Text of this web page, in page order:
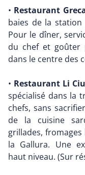
• Restaurant
baies de la station
Pour le dîner,
du chef et goûter
dans le centre des
• Restaurant Li
spécialisé dans la
chefs, sans
de la cuisine
grillades,
la Gallura. Une
haut niveau. (Sur